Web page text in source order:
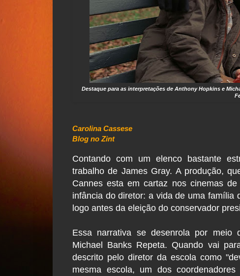
Destaque para as interpretações de Anthony Hopkins e
Carolina Cassese
Blog no Zint
Contando com um elenco bastante
trabalho de James Gray. A produção,
Cannes esta em cartaz nos cinemas
infância do diretor: a vida de uma família
logo antes da eleição do conservador
Essa narrativa se desenrola por meio
Michael Banks Repeta. Quando vai
descrito pelo diretor da escola como
mesma escola, um dos